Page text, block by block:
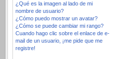
¿Qué es la imagen al lado de mi
nombre de usuario?
¿Cómo puedo mostrar un avatar?
¿Cómo se puede cambiar mi rango?
Cuando hago clic sobre el enlace de e-
mail de un usuario, ¡me pide que me
registre!